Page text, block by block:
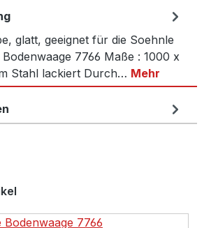
glatt, geeignet für die Soehnle
7766 Maße : 1000 x
Stahl lackiert Durch… Mehr
überspringen